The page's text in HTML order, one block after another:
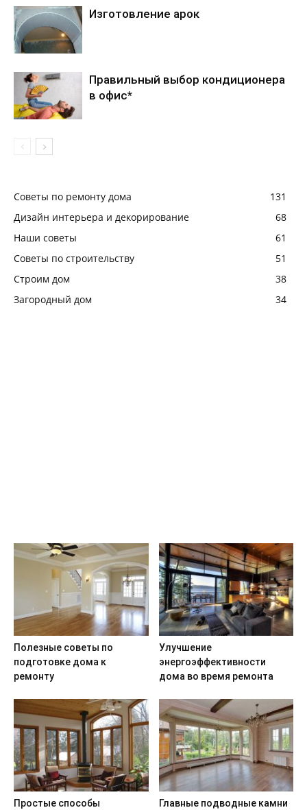
Изготовление арок
Правильный выбор кондиционера
в офис*
Советы по ремонту дома
131
Дизайн интерьера и декорирование
68
Наши советы
61
Советы по строительству
51
Строим дом
38
Загородный дом
34
Полезные советы по
подготовке дома к
ремонту
Улучшение
энергоэффективности
дома во время ремонта
Простые способы
Главные подводные камни